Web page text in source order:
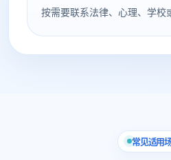
按需要联系法律、心理、学校
常见适用